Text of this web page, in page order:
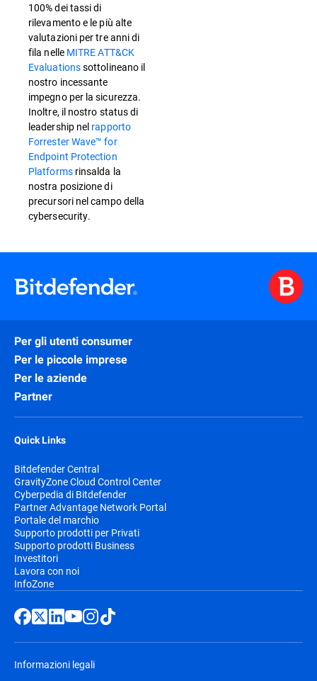
100% dei tassi di
rilevamento e le più alte
valutazioni per tre anni di
fila nelle MITRE ATT&CK
Evaluationssottolineano il
nostro incessante
impegno per la sicurezza.
Inoltre, il nostro status di
leadership nel rapporto
Forrester Wave™ for
Endpoint Protection
Platformsrinsalda la
nostra posizione di
precursori nel campo della
cybersecurity.
Per gli utenti consumer
Per le piccole imprese
Per le aziende
Partner
Quick Links
Bitdefender Central
GravityZone Cloud Control Center
Cyberpedia di Bitdefender
Partner Advantage Network Portal
Portale del marchio
Supporto prodotti per Privati
Supporto prodotti Business
Investitori
Lavora con noi
InfoZone
Informazioni legali